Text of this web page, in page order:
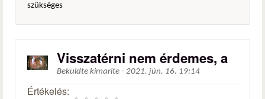
szükséges
Visszatérni nem érdemes, a
Beküldte kimarite - 2021. jún. 16. 19:14
Értékelés: